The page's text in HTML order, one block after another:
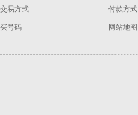
交易方式
买号码
付款方式
网站地图